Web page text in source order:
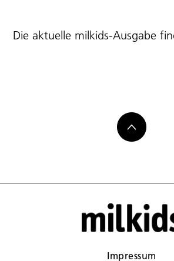
Die aktuelle milkids-Ausgabe
Impressum